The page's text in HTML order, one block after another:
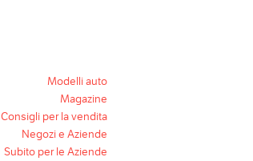
Modelli auto
Magazine
Consigli per la vendita
Negozi e Aziende
Subito per le Aziende